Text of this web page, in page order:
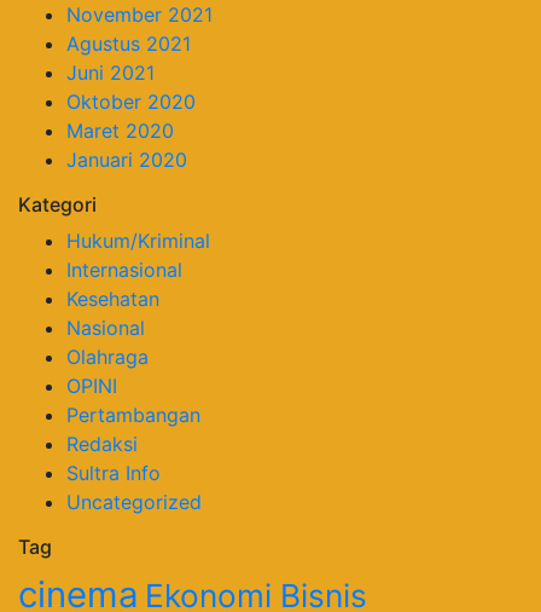
November 2021
Agustus 2021
Juni 2021
Oktober 2020
Maret 2020
Januari 2020
Kategori
Hukum/Kriminal
Internasional
Kesehatan
Nasional
Olahraga
OPINI
Pertambangan
Redaksi
Sultra Info
Uncategorized
Tag
cinema Ekonomi Bisnis